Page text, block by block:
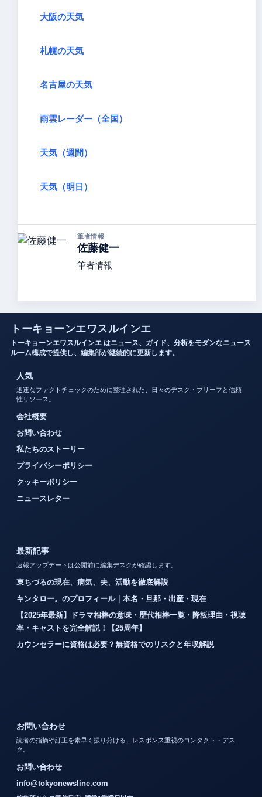
大阪の天気
札幌の天気
名古屋の天気
雨雲レーダー（全国）
天気（週間）
天気（明日）
筆者情報
佐藤健一
筆者情報
トーキョーンエワスルインエ
トーキョーンエワスルインエ はニュース、ガイド、分析をモダンなニュース
ルーム構成で提供し、編集部が継続的に更新します。
人気
迅速なファクトチェックのために整理された、日々のデスク・ブリーフと信頼
性リソース。
会社概要
お問い合わせ
私たちのストーリー
プライバシーポリシー
クッキーポリシー
ニュースレター
最新記事
速報アップデートは公開前に編集デスクが確認します。
東ちづるの現在、病気、夫、活動を徹底解説
キンタロー。のプロフィール｜本名・旦那・出産・現在
【2025年最新】ドラマ相棒の意味・歴代相棒一覧・降板理由・視聴
率・キャストを完全解説！【25周年】
カウンセラーに資格は必要？無資格でのリスクと年収解説
お問い合わせ
読者の指摘や訂正を素早く振り分ける、レスポンス重視のコンタクト・デス
ク。
お問い合わせ
info@tokyonewsline.com